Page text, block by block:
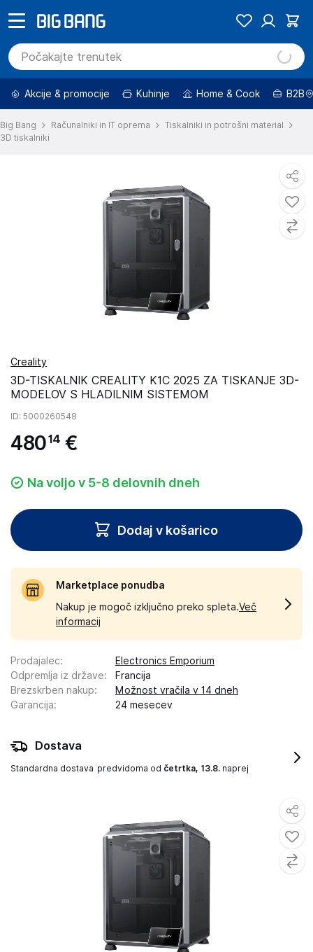
Akcije & promocije Kuhinje Home & Cook B2B
Big Bang Računalniki in IT oprema
Tiskalniki in potrošni material
3D tiskalniki
Creality
3D-TISKALNIK CREALITY K1C 2025 ZA TISKANJE 3D-
MODELOV S HLADILNIM SISTEMOM
ID: 5000260548
48014 €
Na voljo v 5-8 delovnih dneh
Dodaj v košarico
Marketplace ponudba
Nakup je mogoč izključno preko spleta.Več
informacij
Prodajalec:
Electronics Emporium
Odpremlja iz države:
Francija
Brezskrben nakup:
Možnost vračila v 14 dneh
Garancija: 24 mesecev
Dostava
Standardna dostava predvidoma od četrtka, 13.8. naprej